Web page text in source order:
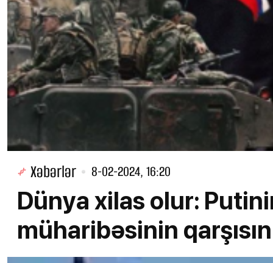
Xəbərlər 8-02-2024, 16:20
Dünya xilas olur:
müharibəsinin